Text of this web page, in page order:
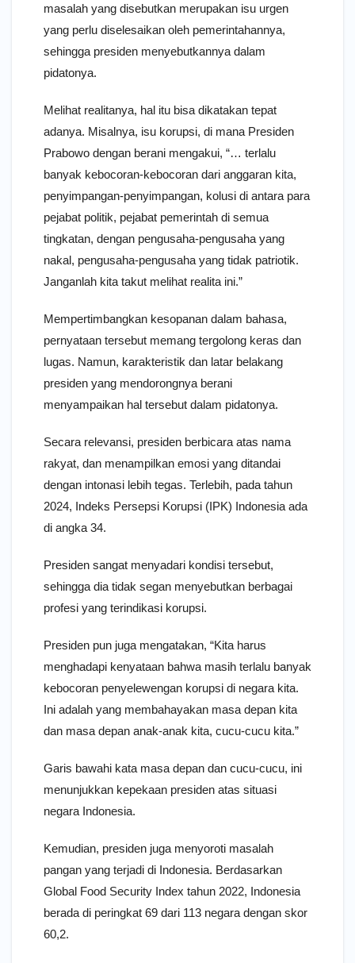
masalah yang disebutkan merupakan isu urgen
yang perlu diselesaikan oleh pemerintahannya,
sehingga presiden menyebutkannya dalam
pidatonya.
Melihat realitanya, hal itu bisa dikatakan tepat
adanya. Misalnya, isu korupsi, di mana Presiden
Prabowo dengan berani mengakui, “… terlalu
banyak kebocoran-kebocoran dari anggaran kita,
penyimpangan-penyimpangan, kolusi di antara para
pejabat politik, pejabat pemerintah di semua
tingkatan, dengan pengusaha-pengusaha yang
nakal, pengusaha-pengusaha yang tidak patriotik.
Janganlah kita takut melihat realita ini.”
Mempertimbangkan kesopanan dalam bahasa,
pernyataan tersebut memang tergolong keras dan
lugas. Namun, karakteristik dan latar belakang
presiden yang mendorongnya berani
menyampaikan hal tersebut dalam pidatonya.
Secara relevansi, presiden berbicara atas nama
rakyat, dan menampilkan emosi yang ditandai
dengan intonasi lebih tegas. Terlebih, pada tahun
2024, Indeks Persepsi Korupsi (IPK) Indonesia ada
di angka 34.
Presiden sangat menyadari kondisi tersebut,
sehingga dia tidak segan menyebutkan berbagai
profesi yang terindikasi korupsi.
Presiden pun juga mengatakan, “Kita harus
menghadapi kenyataan bahwa masih terlalu banyak
kebocoran penyelewengan korupsi di negara kita.
Ini adalah yang membahayakan masa depan kita
dan masa depan anak-anak kita, cucu-cucu kita.”
Garis bawahi kata masa depan dan cucu-cucu, ini
menunjukkan kepekaan presiden atas situasi
negara Indonesia.
Kemudian, presiden juga menyoroti masalah
pangan yang terjadi di Indonesia. Berdasarkan
Global Food Security Index tahun 2022, Indonesia
berada di peringkat 69 dari 113 negara dengan skor
60,2.